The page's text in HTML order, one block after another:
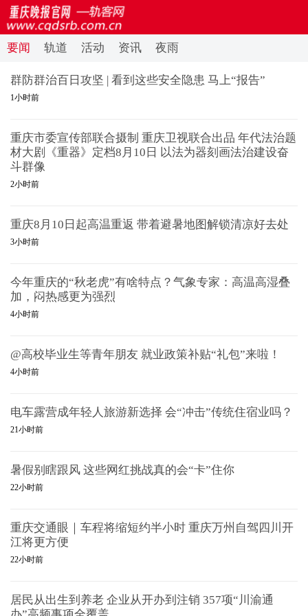
要闻 轨道 活动 资讯 夜雨
群防群治百日攻坚 | 看到这些安全隐患 马上“报告”
1小时前
重庆市委宣传部联合摄制 重庆卫视联合出品 年代法治题
材大剧《重器》定档8月10日 以法为器刻画法治建设奋
斗群像
2小时前
重庆8月10日起高温重返 带着避暑地图解锁清凉好去处
3小时前
今年重庆的“秋老虎”有啥特点？气象专家：高温高湿叠
加，闷热感更为强烈
4小时前
@高校毕业生等青年朋友 就业政策补贴“礼包”来啦！
4小时前
电车露营成年轻人旅游新选择 会“冲击”传统住宿业吗？
21小时前
暑假别瞎跟风 这些网红挑战真的会“卡”住你
22小时前
重庆交通眼｜车程将缩短约半小时 重庆万州自驾四川开
江将更方便
22小时前
居民从出生到养老 企业从开办到注销 357项“川渝通